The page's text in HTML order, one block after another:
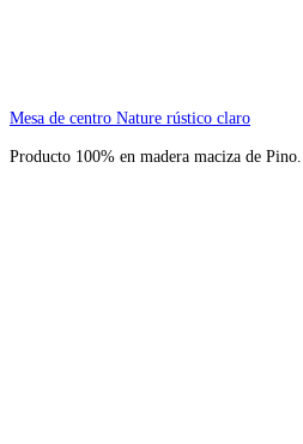
Mesa de centro Nature rústico claro
Producto 100% en madera maciza de